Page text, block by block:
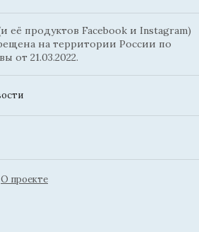
её продуктов Facebook и Instagram)
на территории России по
от 21.03.2022.
О проекте